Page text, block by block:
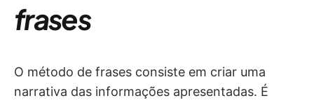
frases
O método de frases consiste em criar uma
narrativa das informações apresentadas. É